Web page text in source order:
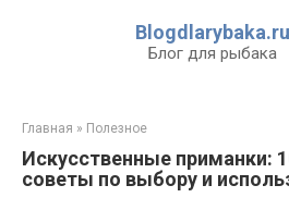
Blogdlarybaka.ru
Блог для рыбака
Главная » Полезное
Искусственные приманки:
советы по выбору и